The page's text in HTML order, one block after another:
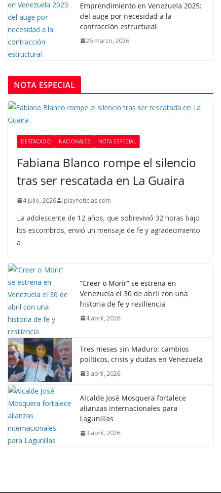
Emprendimiento en Venezuela 2025:
del auge por necesidad a la
contracción estructural
26 marzo, 2026
NOTA ESPECIAL
DESTACADO NACIONALES NOTA ESPECIAL
Fabiana Blanco rompe el silencio
tras ser rescatada en La Guaira
4 julio, 2026 iplaynoticias.com
La adolescente de 12 años, que sobrevivió 32 horas bajo
los escombros, envió un mensaje de fe y agradecimiento
a
“Creer o Morir” se estrena en
Venezuela el 30 de abril con una
historia de fe y resiliencia
4 abril, 2026
Tres meses sin Maduro: cambios
políticos, crisis y dudas en Venezuela
3 abril, 2026
Alcalde José Mosquera fortalece
alianzas internacionales para
Lagunillas
3 abril, 2026